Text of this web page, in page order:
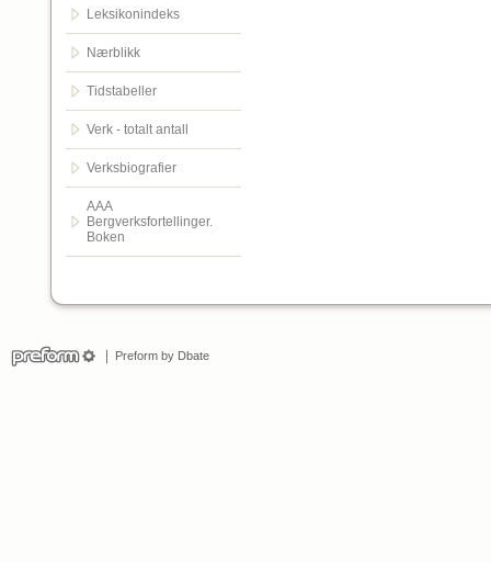
Leksikonindeks
Nærblikk
Tidstabeller
Verk - totalt antall
Verksbiografier
AAA
Bergverksfortellinger.
Boken
Preform by Dbate